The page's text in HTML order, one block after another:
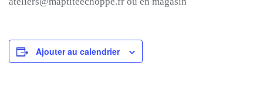
Ajouter au calendrier